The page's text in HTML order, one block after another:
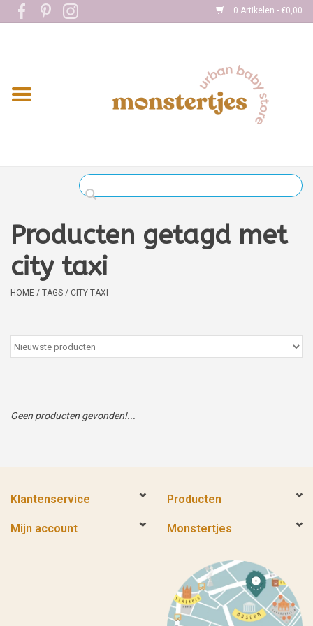
0 Artikelen - €0,00
Home
Kleding
Verzorging
Boekjes
kaartjes
Sales
Merken
Producten getagd met
city taxi
HOME / TAGS / CITY TAXI
Geen producten gevonden!...
Klantenservice Producten
Mijn account Monstertjes